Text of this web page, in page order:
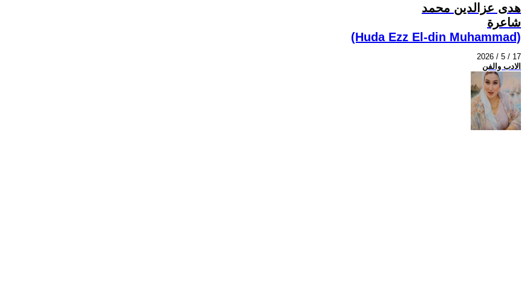
هدى عزالدين محمد
شاعرة
(Huda Ezz El-din Muhammad)
2026 / 5 / 17
الادب والفن